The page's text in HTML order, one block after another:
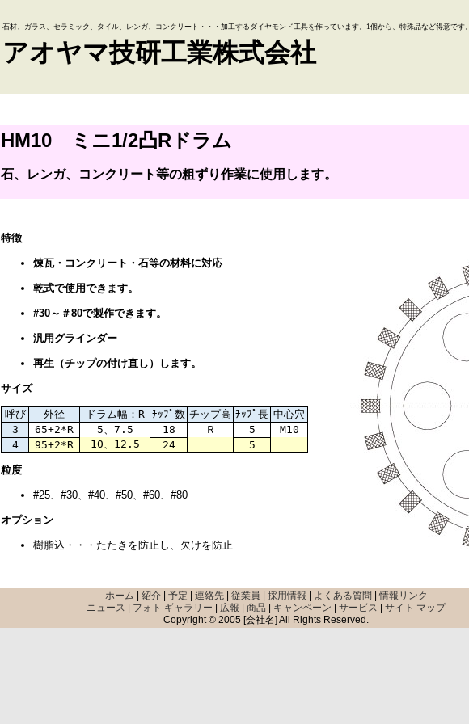
石材、ガラス、セラミック、タイル、レンガ、コンクリート・・・加工するダイヤモンド工具を作っています。1個から、特殊品など得意です。
アオヤマ技研工業株式会社
HM10 ミニ1/2凸Rドラム
石、レンガ、コンクリート等の粗ずり作業に使用します。
特徴
煉瓦・コンクリート・石等の材料に対応
乾式で使用できます。
#30～＃80で製作できます。
汎用グラインダー
再生（チップの付け直し）します。
サイズ
呼び 外径 ドラム幅：R ﾁｯﾌﾟ数 チップ高 ﾁｯﾌﾟ長 中心穴
3
65+2*R 5、7.5 18 Ｒ 5
M10
4
95+2*R 10、12.5 24 5
粒度
#25、#30、#40、#50、#60、#80
オプション
樹脂込・・・たたきを防止し、欠けを防止
ホーム 紹介| 予定 連絡先| 従業員 採用情報 よくある質問 |情報リンク
ニュース
フォト ギャラリー 広報 商品 キャンペーン サービス
サイト マップ
Copyright © 2005 [会社名] All Rights Reserved.